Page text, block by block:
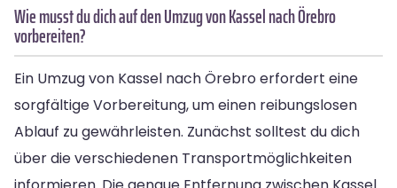
Wie musst du dich auf den Umzug von Kassel nach Örebro
vorbereiten?
Ein Umzug von Kassel nach Örebro erfordert eine
sorgfältige Vorbereitung, um einen reibungslosen
Ablauf zu gewährleisten. Zunächst solltest du dich
über die verschiedenen Transportmöglichkeiten